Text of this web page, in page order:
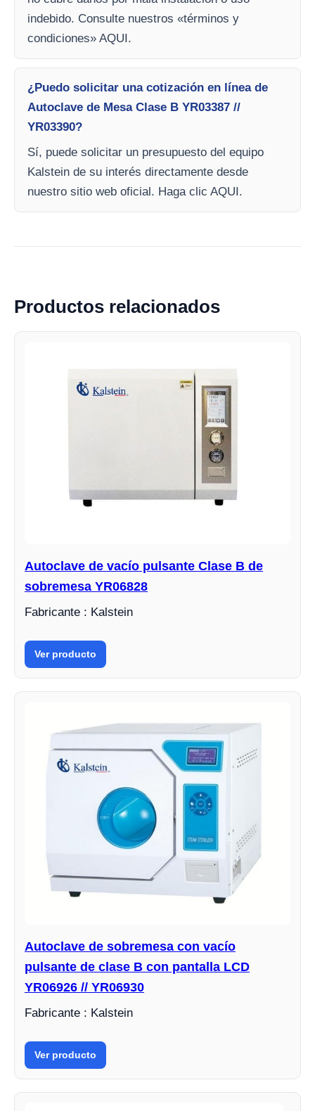
indebido. Consulte nuestros «términos y
condiciones» AQUI.
¿Puedo solicitar una cotización en línea de
Autoclave de Mesa Clase B YR03387 //
YR03390?
Sí, puede solicitar un presupuesto del equipo
Kalstein de su interés directamente desde
nuestro sitio web oficial. Haga clic AQUI.
Productos relacionados
Autoclave de vacío pulsante Clase B de
sobremesa YR06828
Fabricante : Kalstein
Ver producto
Autoclave de sobremesa con vacío
pulsante de clase B con pantalla LCD
YR06926 // YR06930
Fabricante : Kalstein
Ver producto